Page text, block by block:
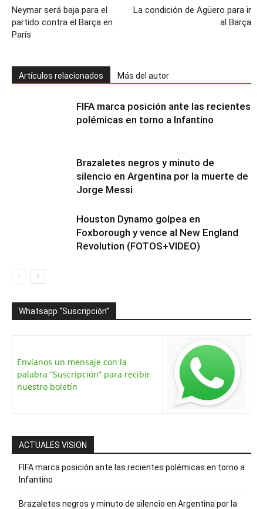
Neymar será baja para el
partido contra el Barça en
París
La condición de Agüero para ir
al Barça
Artículos relacionados Más del autor
FIFA marca posición ante las recientes
polémicas en torno a Infantino
Brazaletes negros y minuto de
silencio en Argentina por la muerte de
Jorge Messi
Houston Dynamo golpea en
Foxborough y vence al New England
Revolution (FOTOS+VIDEO)
Whatsapp “Suscripción”
Envíanos un mensaje con la
palabra “Suscripción” para recibir
nuestro boletín
ACTUALES VISION
FIFA marca posición ante las recientes polémicas en torno a
Infantino
Brazaletes negros y minuto de silencio en Argentina por la